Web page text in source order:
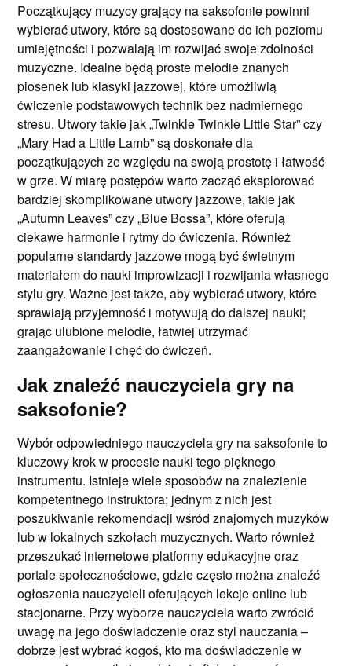
Początkujący muzycy grający na saksofonie powinni
wybierać utwory, które są dostosowane do ich poziomu
umiejętności i pozwalają im rozwijać swoje zdolności
muzyczne. Idealne będą proste melodie znanych
piosenek lub klasyki jazzowej, które umożliwią
ćwiczenie podstawowych technik bez nadmiernego
stresu. Utwory takie jak „Twinkle Twinkle Little Star” czy
„Mary Had a Little Lamb” są doskonałe dla
początkujących ze względu na swoją prostotę i łatwość
w grze. W miarę postępów warto zacząć eksplorować
bardziej skomplikowane utwory jazzowe, takie jak
„Autumn Leaves” czy „Blue Bossa”, które oferują
ciekawe harmonie i rytmy do ćwiczenia. Również
popularne standardy jazzowe mogą być świetnym
materiałem do nauki improwizacji i rozwijania własnego
stylu gry. Ważne jest także, aby wybierać utwory, które
sprawiają przyjemność i motywują do dalszej nauki;
grając ulubione melodie, łatwiej utrzymać
zaangażowanie i chęć do ćwiczeń.
Jak znaleźć nauczyciela gry na
saksofonie?
Wybór odpowiedniego nauczyciela gry na saksofonie to
kluczowy krok w procesie nauki tego pięknego
instrumentu. Istnieje wiele sposobów na znalezienie
kompetentnego instruktora; jednym z nich jest
poszukiwanie rekomendacji wśród znajomych muzyków
lub w lokalnych szkołach muzycznych. Warto również
przeszukać internetowe platformy edukacyjne oraz
portale społecznościowe, gdzie często można znaleźć
ogłoszenia nauczycieli oferujących lekcje online lub
stacjonarne. Przy wyborze nauczyciela warto zwrócić
uwagę na jego doświadczenie oraz styl nauczania –
dobrze jest wybrać kogoś, kto ma doświadczenie w